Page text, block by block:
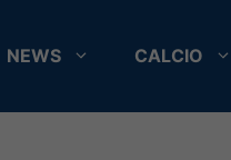
NEWS CALCIO